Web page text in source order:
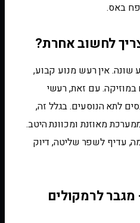
באס.
לחשוב אחרת?
שונה. אין רעש מנוע קבוע,
במוזיקה. עם זאת, רעשי
לתא הנוסעים. בגלל זה,
מאוזנת ומכוונת היטב.
עדיף לשפר שליטה, דיוק
לרמקולים